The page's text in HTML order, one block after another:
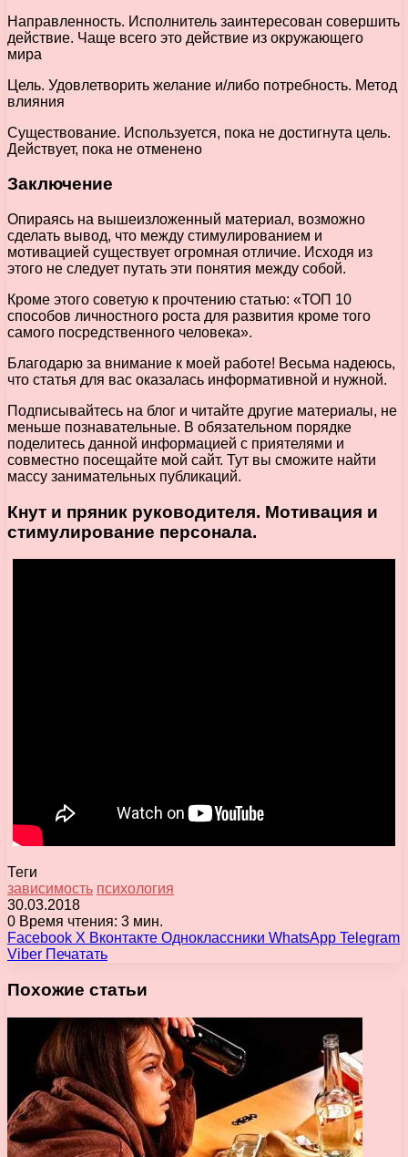
Направленность. Исполнитель заинтересован совершить
действие. Чаще всего это действие из окружающего
мира
Цель. Удовлетворить желание и/либо потребность. Метод
влияния
Существование. Используется, пока не достигнута цель.
Действует, пока не отменено
Заключение
Опираясь на вышеизложенный материал, возможно
сделать вывод, что между стимулированием и
мотивацией существует огромная отличие. Исходя из
этого не следует путать эти понятия между собой.
Кроме этого советую к прочтению статью: «ТОП 10
способов личностного роста для развития кроме того
самого посредственного человека».
Благодарю за внимание к моей работе! Весьма надеюсь,
что статья для вас оказалась информативной и нужной.
Подписывайтесь на блог и читайте другие материалы, не
меньше познавательные. В обязательном порядке
поделитесь данной информацией с приятелями и
совместно посещайте мой сайт. Тут вы сможите найти
массу занимательных публикаций.
Кнут и пряник руководителя. Мотивация и
стимулирование персонала.
Теги
зависимость психология
30.03.2018
0 Время чтения: 3 мин.
Facebook X Вконтакте Одноклассники WhatsApp Telegram
Viber Печатать
Похожие статьи